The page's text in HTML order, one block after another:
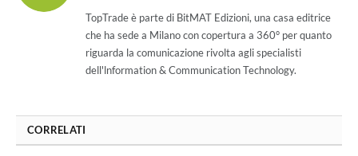
TopTrade è parte di BitMAT Edizioni, una casa editrice
che ha sede a Milano con copertura a 360° per quanto
riguarda la comunicazione rivolta agli specialisti
dell'lnformation & Communication Technology.
CORRELATI